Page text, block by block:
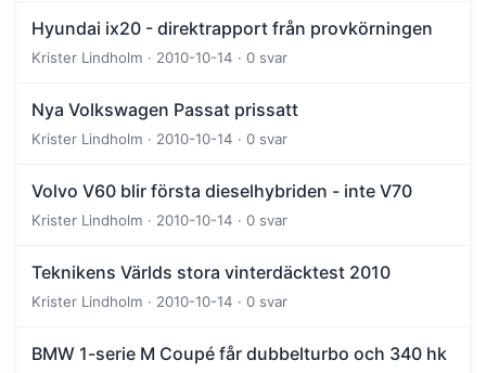
Hyundai ix20 - direktrapport från provkörningen
Krister Lindholm · 2010-10-14 · 0 svar
Nya Volkswagen Passat prissatt
Krister Lindholm · 2010-10-14 · 0 svar
Volvo V60 blir första dieselhybriden - inte V70
Krister Lindholm · 2010-10-14 · 0 svar
Teknikens Världs stora vinterdäcktest 2010
Krister Lindholm · 2010-10-14 · 0 svar
BMW 1-serie M Coupé får dubbelturbo och 340 hk